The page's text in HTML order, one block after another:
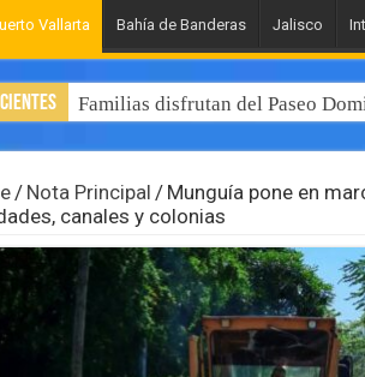
Vallarta Bahía de Banderas Jalisco
Familias disfrutan del Paseo
Luis Munguía destaca, junto al
/ Nota Principal / Munguía pone en
canales y colonias